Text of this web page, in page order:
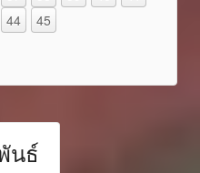
44 45
นธ์